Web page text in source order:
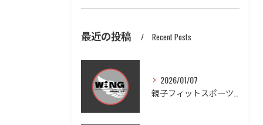
最近の投稿 Recent Posts
2026/01/07